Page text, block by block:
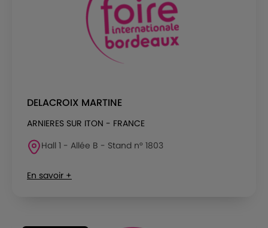
DELACROIX MARTINE
ARNIERES SUR ITON - FRANCE
Hall 1 - Allée B - Stand n° 1803
En savoir +